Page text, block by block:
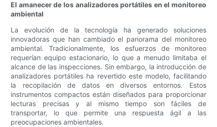
El amanecer de los analizadores portátiles en el monitoreo
ambiental
La evolución de la tecnología ha generado soluciones
innovadoras que han cambiado el panorama del monitoreo
ambiental. Tradicionalmente, los esfuerzos de monitoreo
requerían equipo estacionario, lo que a menudo limitaba el
alcance de las inspecciones. Sin embargo, la introducción de
analizadores portátiles ha revertido este modelo, facilitando
la recopilación de datos en diversos entornos. Estos
instrumentos compactos están diseñados para proporcionar
lecturas precisas y al mismo tiempo son fáciles de
transportar, lo que permite una respuesta ágil a las
preocupaciones ambientales.